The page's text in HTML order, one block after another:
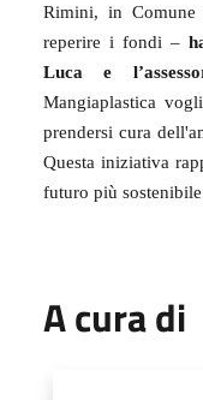
Rimini, in
reperire i fondi –
Luca e
Mangiaplastica
prendersi cura
Questa iniziativa
futuro più
A cura di